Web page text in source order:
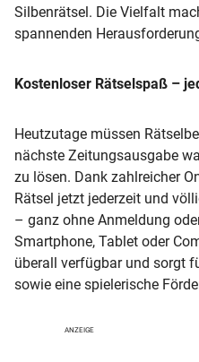
Silbenrätsel. Die Vielfalt
spannenden
Kostenloser Rätselspaß –
Heutzutage müssen
nächste Zeitungsausgabe
zu lösen. Dank zahlreicher
Rätsel jetzt jederzeit und
– ganz ohne Anmeldung
Smartphone, Tablet oder
überall verfügbar und sorgt
sowie eine spielerische
ANZEIGE